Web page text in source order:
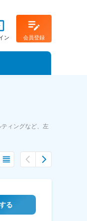
ン 会員登録
ィングなど、左
る